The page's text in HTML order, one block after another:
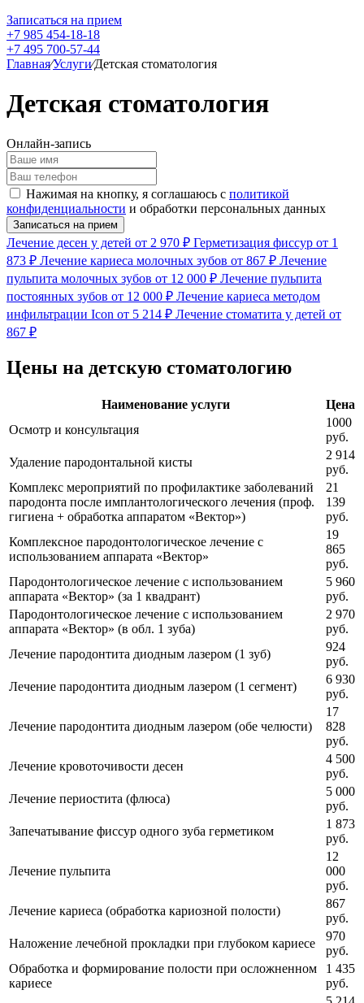
Записаться на прием
+7 985 454-18-18
+7 495 700-57-44
Главная⁄Услуги⁄Детская стоматология
Детская стоматология
Онлайн-запись
Нажимая на кнопку, я соглашаюсь с политикой
конфиденциальности и обработки персональных данных
Лечение десен у детей от 2 970 ₽ Герметизация фиссур от 1
873 ₽ Лечение кариеса молочных зубов от 867 ₽ Лечение
пульпита молочных зубов от 12 000 ₽ Лечение пульпита
постоянных зубов от 12 000 ₽ Лечение кариеса методом
инфильтрации Icon от 5 214 ₽ Лечение стоматита у детей от
867 ₽
Цены на детскую стоматологию
Наименование услуги
Цена
Осмотр и консультация
1000
руб.
Удаление пародонтальной кисты
2 914
руб.
Комплекс мероприятий по профилактике заболеваний
пародонта после имплантологического лечения (проф.
гигиена + обработка аппаратом «Вектор»)
21
139
руб.
Комплексное пародонтологическое лечение с
использованием аппарата «Вектор»
19
865
руб.
Пародонтологическое лечение с использованием
аппарата «Вектор» (за 1 квадрант)
5 960
руб.
Пародонтологическое лечение с использованием
аппарата «Вектор» (в обл. 1 зуба)
2 970
руб.
Лечение пародонтита диодным лазером (1 зуб)
924
руб.
Лечение пародонтита диодным лазером (1 сегмент)
6 930
руб.
Лечение пародонтита диодным лазером (обе челюсти)
17
828
руб.
Лечение кровоточивости десен
4 500
руб.
Лечение периостита (флюса)
5 000
руб.
Запечатывание фиссур одного зуба герметиком
1 873
руб.
Лечение пульпита
12
000
руб.
Лечение кариеса (обработка кариозной полости)
867
руб.
Наложение лечебной прокладки при глубоком кариесе
970
руб.
Обработка и формирование полости при осложненном
кариесе
1 435
руб.